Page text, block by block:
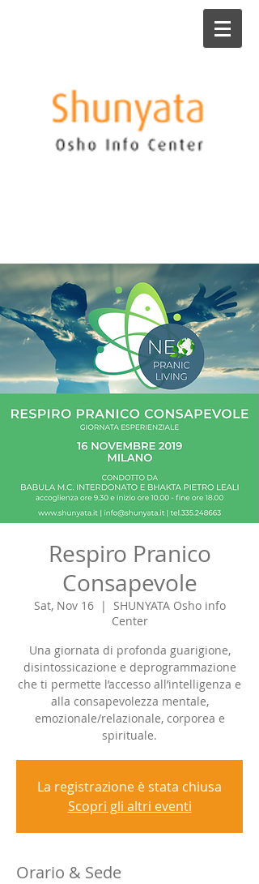
Respiro Pranico
Consapevole
Sat, Nov 16
  |
SHUNYATA Osho info
Center
Una giornata di profonda guarigione,
disintossicazione e deprogrammazione
che ti permette l’accesso all’intelligenza e
alla consapevolezza mentale,
emozionale/relazionale, corporea e
spirituale.
La registrazione è stata chiusa
Scopri gli altri eventi
Orario & Sede